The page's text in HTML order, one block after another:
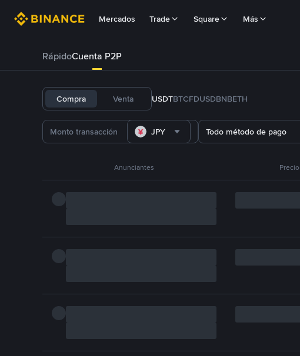
Mercados Trade Square Más
RápidoCuenta P2P
Compra Venta USDTBTCFDUSDBNBETH
JPY Todo método de pago
Anunciantes Precio